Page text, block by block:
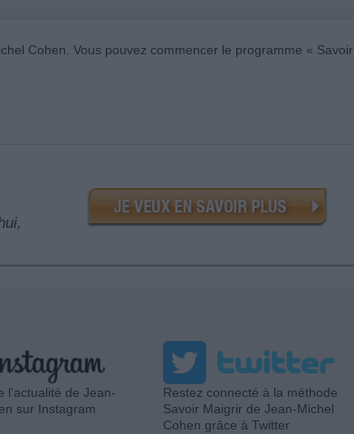
Cohen. Vous pouvez commencer le programme « Savoir
l'actualité de Jean-
sur Instagram
Restez connecté à la méthode
Savoir Maigrir de Jean-Michel
Cohen grâce à Twitter